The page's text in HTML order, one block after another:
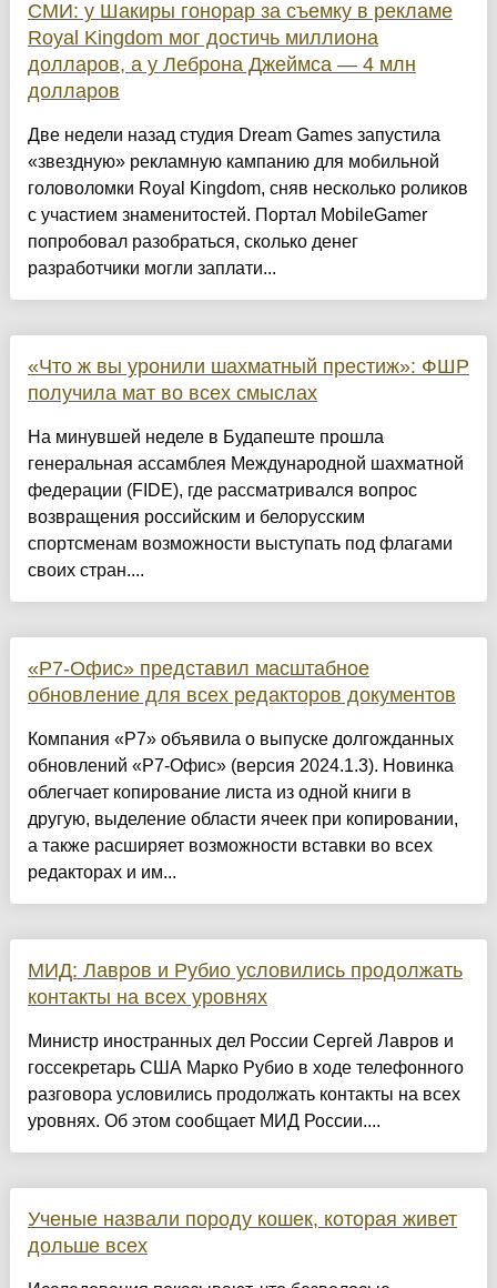
СМИ: у Шакиры гонорар за съемку в рекламе
Royal Kingdom мог достичь миллиона
долларов, а у Леброна Джеймса — 4 млн
долларов
Две недели назад студия Dream Games запустила
«звездную» рекламную кампанию для мобильной
головоломки Royal Kingdom, сняв несколько роликов
с участием знаменитостей. Портал MobileGamer
попробовал разобраться, сколько денег
разработчики могли заплати...
«Что ж вы уронили шахматный престиж»: ФШР
получила мат во всех смыслах
На минувшей неделе в Будапеште прошла
генеральная ассамблея Международной шахматной
федерации (FIDE), где рассматривался вопрос
возвращения российским и белорусским
спортсменам возможности выступать под флагами
своих стран....
«Р7-Офис» представил масштабное
обновление для всех редакторов документов
Компания «Р7» объявила о выпуске долгожданных
обновлений «Р7-Офис» (версия 2024.1.3). Новинка
облегчает копирование листа из одной книги в
другую, выделение области ячеек при копировании,
а также расширяет возможности вставки во всех
редакторах и им...
МИД: Лавров и Рубио условились продолжать
контакты на всех уровнях
Министр иностранных дел России Сергей Лавров и
госсекретарь США Марко Рубио в ходе телефонного
разговора условились продолжать контакты на всех
уровнях. Об этом сообщает МИД России....
Ученые назвали породу кошек, которая живет
дольше всех